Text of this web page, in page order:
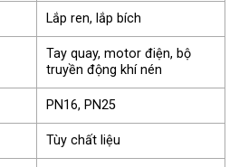
Lắp ren, lắp bích
Tay quay, motor điện, bộ
truyền động khí nén
PN16, PN25
Tùy chất liệu